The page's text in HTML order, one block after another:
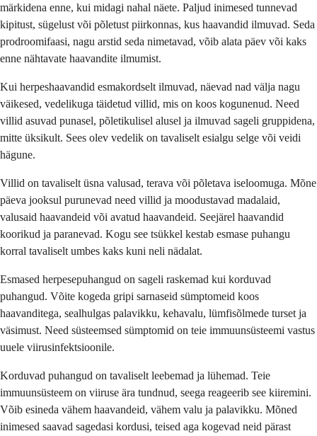
märkidena enne, kui midagi nahal näete. Paljud inimesed tunnevad
kipitust, sügelust või põletust piirkonnas, kus haavandid ilmuvad. Seda
prodroomifaasi, nagu arstid seda nimetavad, võib alata päev või kaks
enne nähtavate haavandite ilmumist.
Kui herpeshaavandid esmakordselt ilmuvad, näevad nad välja nagu
väikesed, vedelikuga täidetud villid, mis on koos kogunenud. Need
villid asuvad punasel, põletikulisel alusel ja ilmuvad sageli gruppidena,
mitte üksikult. Sees olev vedelik on tavaliselt esialgu selge või veidi
hägune.
Villid on tavaliselt üsna valusad, terava või põletava iseloomuga. Mõne
päeva jooksul purunevad need villid ja moodustavad madalaid,
valusaid haavandeid või avatud haavandeid. Seejärel haavandid
koorikud ja paranevad. Kogu see tsükkel kestab esmase puhangu
korral tavaliselt umbes kaks kuni neli nädalat.
Esmased herpesepuhangud on sageli raskemad kui korduvad
puhangud. Võite kogeda gripi sarnaseid sümptomeid koos
haavanditega, sealhulgas palavikku, kehavalu, lümfisõlmede turset ja
väsimust. Need süsteemsed sümptomid on teie immuunsüsteemi vastus
uuele viirusinfektsioonile.
Korduvad puhangud on tavaliselt leebemad ja lühemad. Teie
immuunsüsteem on viiruse ära tundnud, seega reageerib see kiiremini.
Võib esineda vähem haavandeid, vähem valu ja palavikku. Mõned
inimesed saavad sagedasi kordusi, teised aga kogevad neid pärast